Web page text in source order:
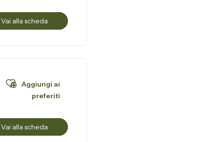
Vai alla scheda
Aggiungi ai
preferiti
Vai alla scheda